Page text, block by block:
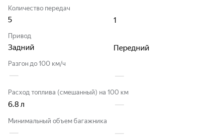
Количество передач
5 1
Привод
Задний Передний
Разгон до 100 км/ч
Расход топлива (смешанный) на 100 км
6.8л
Минимальный объем багажника